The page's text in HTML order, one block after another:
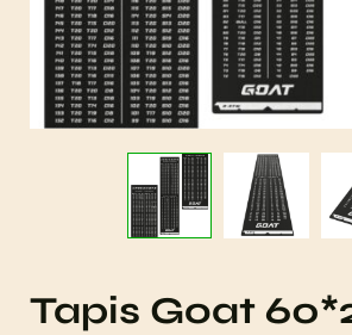
Tapis Goat